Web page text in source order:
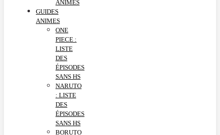
ANIMES
GUIDES
ANIMES
ONE
PIECE :
LISTE
DES
ÉPISODES
SANS HS
NARUTO
: LISTE
DES
ÉPISODES
SANS HS
BORUTO